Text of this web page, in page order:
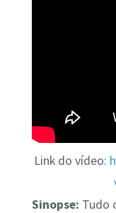
Link do vídeo:
Sinopse: Tudo